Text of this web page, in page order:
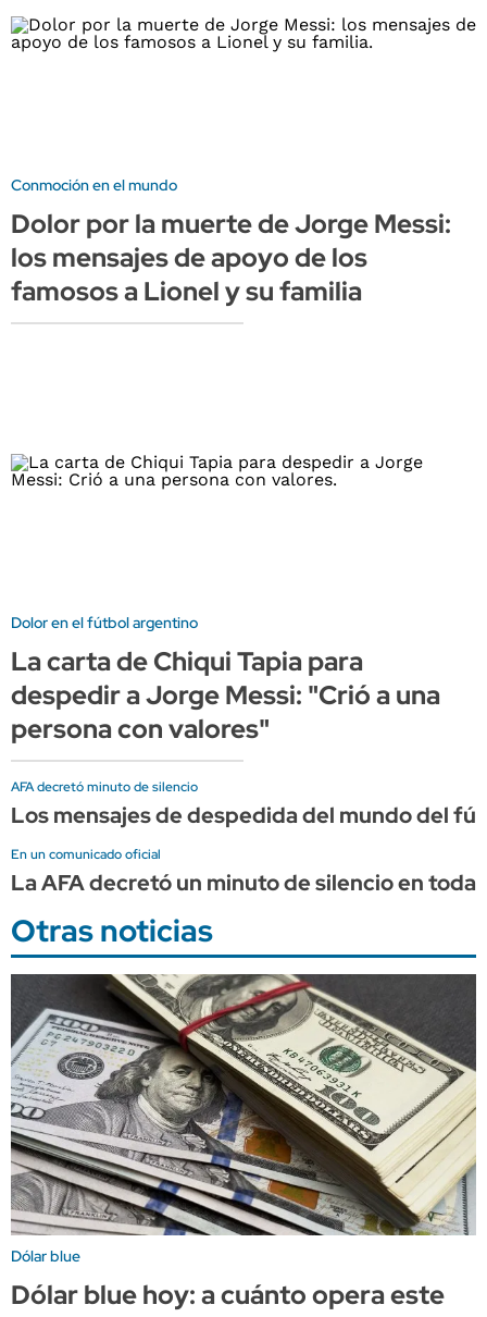
Conmoción en el mundo
Dolor por la muerte de Jorge Messi:
los mensajes de apoyo de los
famosos a Lionel y su familia
Dolor en el fútbol argentino
La carta de Chiqui Tapia para
despedir a Jorge Messi: "Crió a una
persona con valores"
AFA decretó minuto de silencio
Los mensajes de despedida del mundo del
En un comunicado oficial
La AFA decretó un minuto de silencio en
Otras noticias
Dólar blue
Dólar blue hoy: a cuánto opera este